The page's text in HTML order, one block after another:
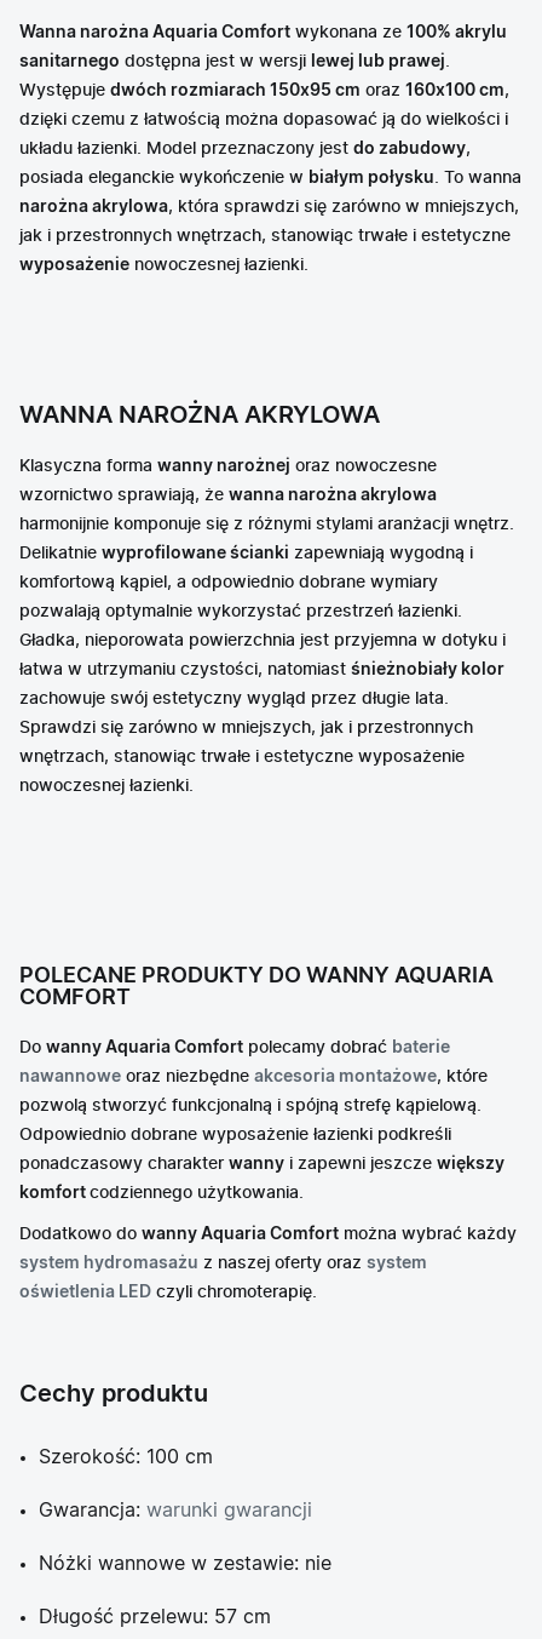
Wanna narożna Aquaria Comfort wykonana ze 100% akrylu
sanitarnego dostępna jest w wersji lewej lub prawej.
Występuje dwóch rozmiarach 150x95 cm oraz 160x100 cm,
dzięki czemu z łatwością można dopasować ją do wielkości i
układu łazienki. Model przeznaczony jest do zabudowy,
posiada eleganckie wykończenie w białym połysku. To wanna
narożna akrylowa, która sprawdzi się zarówno w mniejszych,
jak i przestronnych wnętrzach, stanowiąc trwałe i estetyczne
wyposażenie nowoczesnej łazienki.
WANNA NAROŻNA AKRYLOWA
Klasyczna forma wanny narożnej oraz nowoczesne
wzornictwo sprawiają, że wanna narożna akrylowa
harmonijnie komponuje się z różnymi stylami aranżacji wnętrz.
Delikatnie wyprofilowane ścianki zapewniają wygodną i
komfortową kąpiel, a odpowiednio dobrane wymiary
pozwalają optymalnie wykorzystać przestrzeń łazienki.
Gładka, nieporowata powierzchnia jest przyjemna w dotyku i
łatwa w utrzymaniu czystości, natomiast śnieżnobiały kolor
zachowuje swój estetyczny wygląd przez długie lata.
Sprawdzi się zarówno w mniejszych, jak i przestronnych
wnętrzach, stanowiąc trwałe i estetyczne wyposażenie
nowoczesnej łazienki.
POLECANE PRODUKTY DO WANNY AQUARIA
COMFORT
Do wanny Aquaria Comfort polecamy dobrać baterie
nawannowe oraz niezbędne akcesoria montażowe, które
pozwolą stworzyć funkcjonalną i spójną strefę kąpielową.
Odpowiednio dobrane wyposażenie łazienki podkreśli
ponadczasowy charakter wanny i zapewni jeszcze większy
komfort codziennego użytkowania.
Dodatkowo do wanny Aquaria Comfort można wybrać każdy
system hydromasażu z naszej oferty oraz system
oświetlenia LED czyli chromoterapię.
Cechy produktu
Szerokość: 100 cm
Gwarancja: warunki gwarancji
Nóżki wannowe w zestawie: nie
Długość przelewu: 57 cm